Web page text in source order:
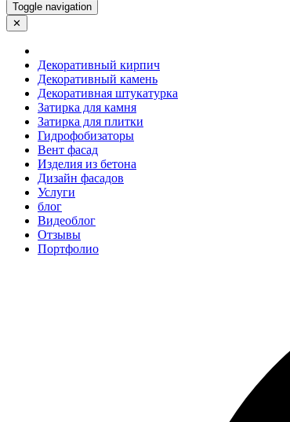
Toggle navigation
✕
Декоративный кирпич
Декоративный камень
Декоративная штукатурка
Затирка для камня
Затирка для плитки
Гидрофобизаторы
Вент фасад
Изделия из бетона
Дизайн фасадов
Услуги
блог
Видеоблог
Отзывы
Портфолио